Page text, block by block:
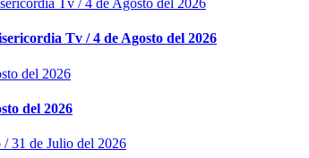
Tv / 4 de Agosto del 2026
del 2026